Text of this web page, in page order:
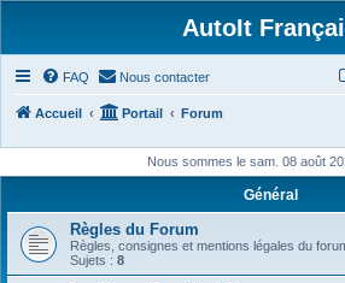
AutoIt
FAQ Nous contacter
Accueil Portail Forum
Nous sommes le sam. 08 août
Général
Règles du Forum
Règles, consignes et mentions légales du
Sujets : 8